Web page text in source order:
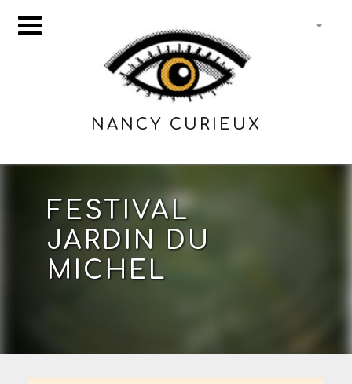
NANCY CURIEUX
FESTIVAL
JARDIN DU
MICHEL